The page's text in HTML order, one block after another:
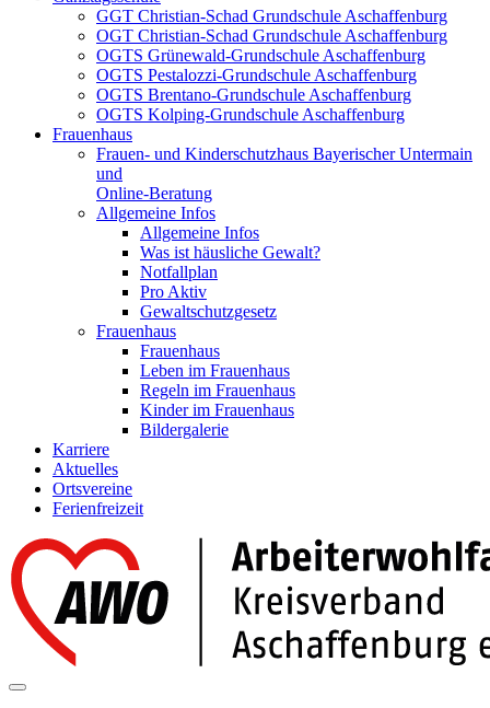
GGT Christian-Schad Grundschule Aschaffenburg
OGT Christian-Schad Grundschule Aschaffenburg
OGTS Grünewald-Grundschule Aschaffenburg
OGTS Pestalozzi-Grundschule Aschaffenburg
OGTS Brentano-Grundschule Aschaffenburg
OGTS Kolping-Grundschule Aschaffenburg
Frauenhaus
Frauen- und Kinderschutzhaus Bayerischer Untermain
und
Online-Beratung
Allgemeine Infos
Allgemeine Infos
Was ist häusliche Gewalt?
Notfallplan
Pro Aktiv
Gewaltschutzgesetz
Frauenhaus
Frauenhaus
Leben im Frauenhaus
Regeln im Frauenhaus
Kinder im Frauenhaus
Bildergalerie
Karriere
Aktuelles
Ortsvereine
Ferienfreizeit